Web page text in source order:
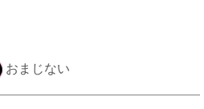
おまじない